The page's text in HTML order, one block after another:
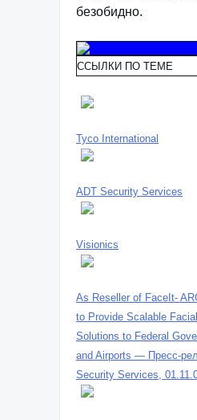
безобидно.
ССЫЛКИ ПО ТЕМЕ
Tyco International
ADT Security Services
Visionics
As Reseller of FaceIt-
to Provide Scalable
Solutions to Federal
and Airports — Пресс-
Security Services,